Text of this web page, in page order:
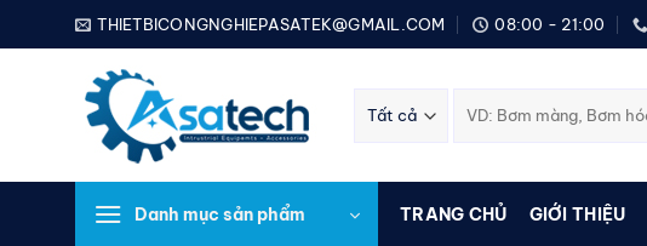
qua
THIETBICONGNGHIEPASATEK@GMAIL.COM 08:00 - 21:00
kiếm:
Danh mục sản phẩm TRANG CHỦ GIỚI THIỆU